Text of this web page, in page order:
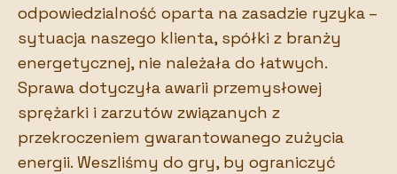
odpowiedzialność oparta na zasadzie ryzyka –
sytuacja naszego klienta, spółki z branży
energetycznej, nie należała do łatwych.
Sprawa dotyczyła awarii przemysłowej
sprężarki i zarzutów związanych z
przekroczeniem gwarantowanego zużycia
energii. Weszliśmy do gry, by ograniczyć